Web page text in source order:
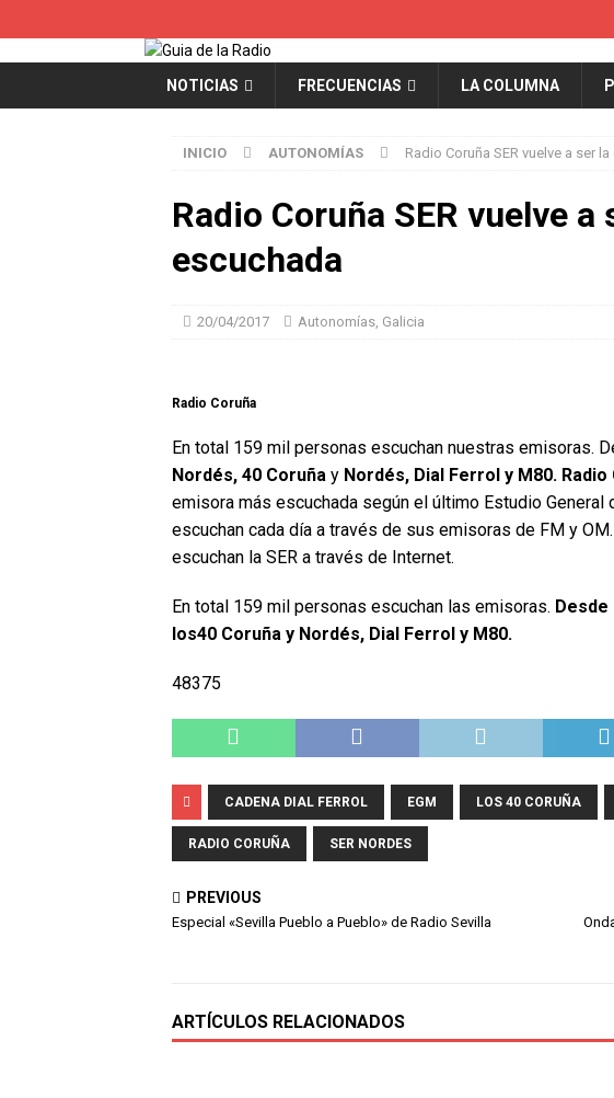
NOTICIAS FRECUENCIAS LA COLUMNA
INICIO AUTONOMÍAS Radio Coruña SER vuelve a ser
Radio Coruña SER vuelve
escuchada
20/04/2017 Autonomías, Galicia
Radio Coruña
En total 159 mil personas escuchan nuestras emisoras.
Nordés, 40 Coruña y Nordés, Dial Ferrol y M80. Radio
emisora más escuchada según el último Estudio
escuchan cada día a través de sus emisoras de FM y
escuchan la SER a través de Internet.
En total 159 mil personas escuchan las emisoras. Desde
los40 Coruña y Nordés, Dial Ferrol y M80.
48375
CADENA DIAL FERROL EGM LOS 40 CORUÑA
RADIO CORUÑA SER NORDES
PREVIOUS
Especial «Sevilla Pueblo a Pueblo» de Radio Sevilla
ARTÍCULOS RELACIONADOS